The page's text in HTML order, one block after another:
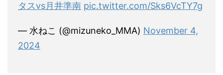
タスvs月井準南 pic.twitter.com/Sks6VcTY7g
— 水ねこ (@mizuneko_MMA) November 4,
2024